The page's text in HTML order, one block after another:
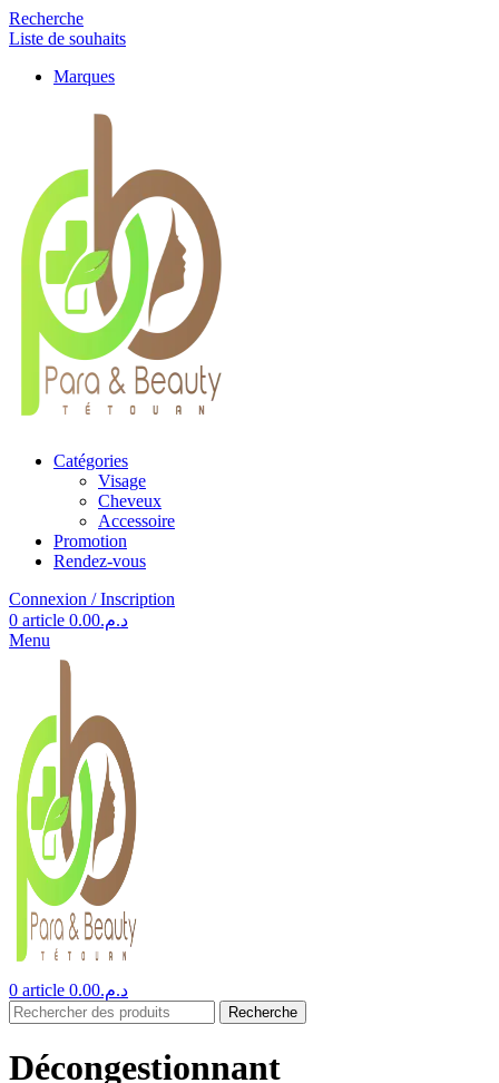
Recherche
Liste de souhaits
Marques
Catégories
Visage
Cheveux
Accessoire
Promotion
Rendez-vous
Connexion / Inscription
0 article د.م.0.00
Menu
0 article د.م.0.00
Recherche
Décongestionnant